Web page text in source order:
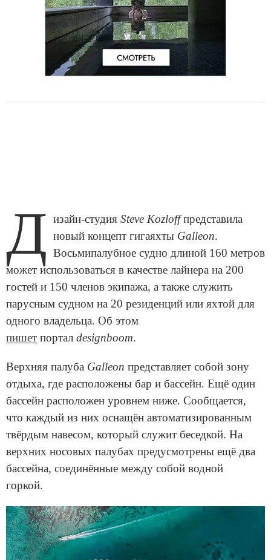
Д изайн-студия Steve Kozloffпредставила
новый концепт гигаяхты Galleon.
Восьмипалубное судно длиной 160 метров
может использоваться в качестве лайнера на 200
гостей и 150 членов экипажа, а также служить
парусным судном на 20 резиденций или яхтой для
одного владельца. Об этом
пишет портал designboom.
Верхняя палуба Galleon представляет собой зону
отдыха, где расположены бар и бассейн. Ещё один
бассейн расположен уровнем ниже. Сообщается,
что каждый из них оснащён автоматизированным
твёрдым навесом, который служит беседкой. На
верхних носовых палубах предусмотрены ещё два
бассейна, соединённые между собой водной
горкой.